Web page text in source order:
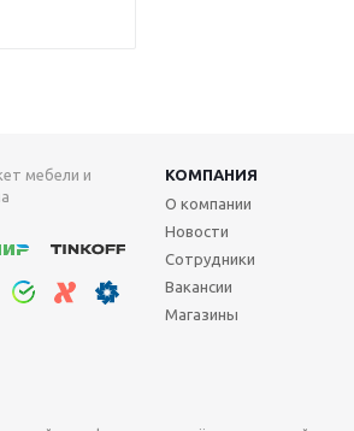
мебели и
КОМПАНИЯ
О компании
Новости
Сотрудники
Вакансии
Магазины